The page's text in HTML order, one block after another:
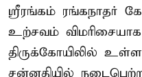
ஸ்ரீரங்கம் ரங்கநாதர்
உற்சவம் விமரிசையாக
திருக்கோயிலில்
சன்னதியில்